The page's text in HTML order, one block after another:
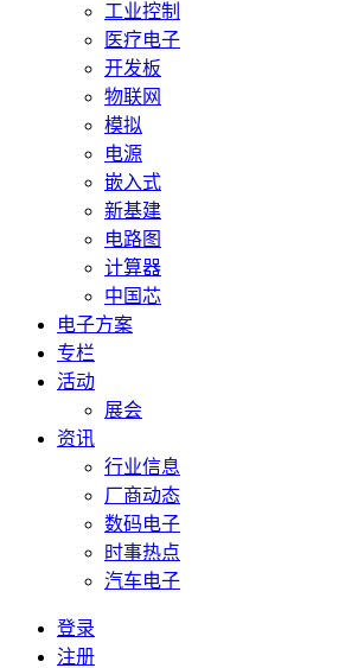
工业控制
医疗电子
开发板
物联网
模拟
电源
嵌入式
新基建
电路图
计算器
中国芯
电子方案
专栏
活动
展会
资讯
行业信息
厂商动态
数码电子
时事热点
汽车电子
登录
注册